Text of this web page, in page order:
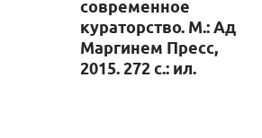
современное
кураторство. М.: Ад
Маргинем Пресс,
2015. 272 с.: ил.